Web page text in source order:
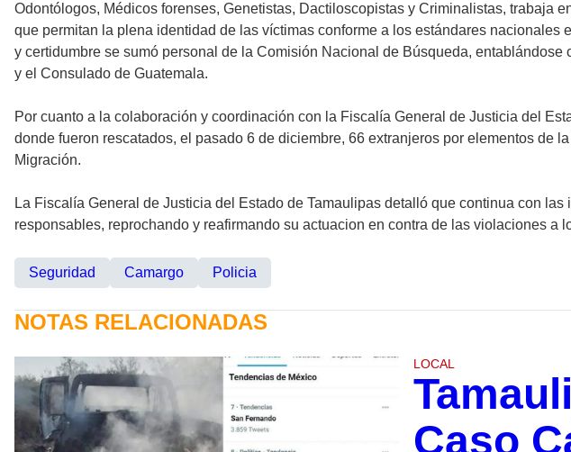
Odontólogos, Médicos forenses, Genetistas, Dactiloscopistas y Criminalistas, trabaja
que permitan la plena identidad de las víctimas conforme a los estándares
y certidumbre se sumó personal de la Comisión Nacional de Búsqueda,
y el Consulado de Guatemala.
Por cuanto a la colaboración y coordinación con la Fiscalía General de Justicia del
donde fueron rescatados, el pasado 6 de diciembre, 66 extranjeros por elementos
Migración.
La Fiscalía General de Justicia del Estado de Tamaulipas detalló que continua con
responsables, reprochando y reafirmando su actuacion en contra de las violaciones a
Seguridad Camargo Policia
NOTAS RELACIONADAS
LOCAL
Caso